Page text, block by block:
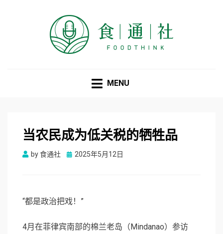
MENU
当农民成为低关税的牺牲品
by食通社
Posted
2025年5月12日
“都是政治把戏！”
4月在菲律宾南部的棉兰老岛（Mindanao）参访